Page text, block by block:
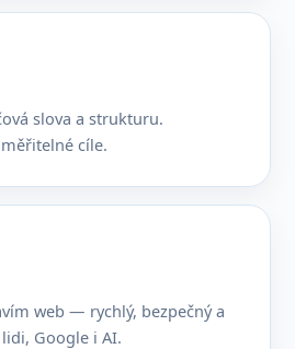
slova a strukturu.
cíle.
web — rychlý, bezpečný a
Google i AI.